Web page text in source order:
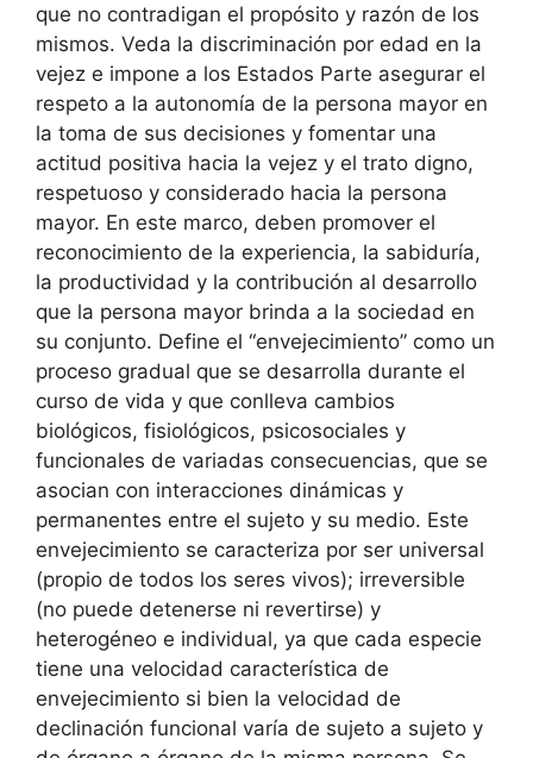
que no contradigan el propósito y razón de los
mismos. Veda la discriminación por edad en la
vejez e impone a los Estados Parte asegurar el
respeto a la autonomía de la persona mayor en
la toma de sus decisiones y fomentar una
actitud positiva hacia la vejez y el trato digno,
respetuoso y considerado hacia la persona
mayor. En este marco, deben promover el
reconocimiento de la experiencia, la sabiduría,
la productividad y la contribución al desarrollo
que la persona mayor brinda a la sociedad en
su conjunto. Define el “envejecimiento” como un
proceso gradual que se desarrolla durante el
curso de vida y que conlleva cambios
biológicos, fisiológicos, psicosociales y
funcionales de variadas consecuencias, que se
asocian con interacciones dinámicas y
permanentes entre el sujeto y su medio. Este
envejecimiento se caracteriza por ser universal
(propio de todos los seres vivos); irreversible
(no puede detenerse ni revertirse) y
heterogéneo e individual, ya que cada especie
tiene una velocidad característica de
envejecimiento si bien la velocidad de
declinación funcional varía de sujeto a sujeto y